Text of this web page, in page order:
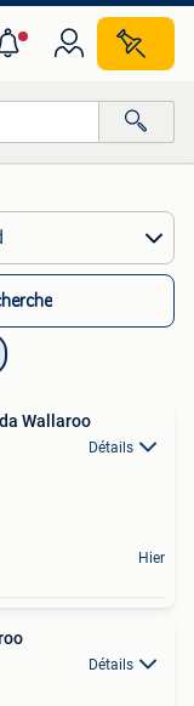
Wallaroo
Détails
Hier
Détails